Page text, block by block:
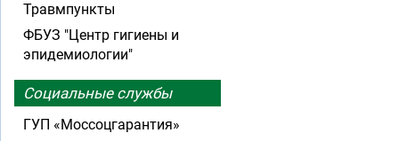
Травмпункты
ФБУЗ "Центр гигиены и
эпидемиологии"
Социальные службы
ГУП «Моссоцгарантия»